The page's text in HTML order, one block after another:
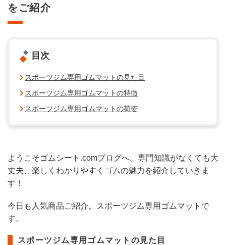
をご紹介
目次
スポーツジム専用ゴムマットの見た目
スポーツジム専用ゴムマットの特徴
スポーツジム専用ゴムマットの荷姿
ようこそゴムシート.comブログへ。専門知識がなくても大
丈夫、楽しくわかりやすくゴムの魅力を紹介していきま
す！
今日も人気商品ご紹介。スポーツジム専用ゴムマットで
す。
スポーツジム専用ゴムマットの見た目